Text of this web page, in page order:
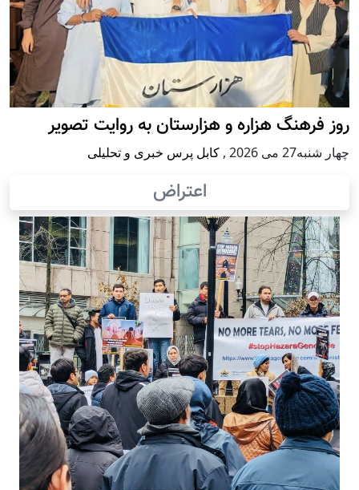
روز فرهنگ هزاره و هزارستان به روایت تصویر
چهار شنبه27 می 2026 , کابل پرس خبری و تحلیلی
اعتراض